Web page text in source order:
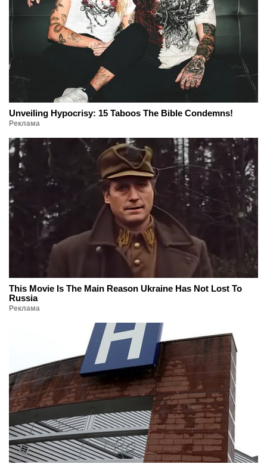
Unveiling Hypocrisy: 15 Taboos The Bible Condemns!
Реклама
This Movie Is The Main Reason Ukraine Has Not Lost To
Russia
Реклама